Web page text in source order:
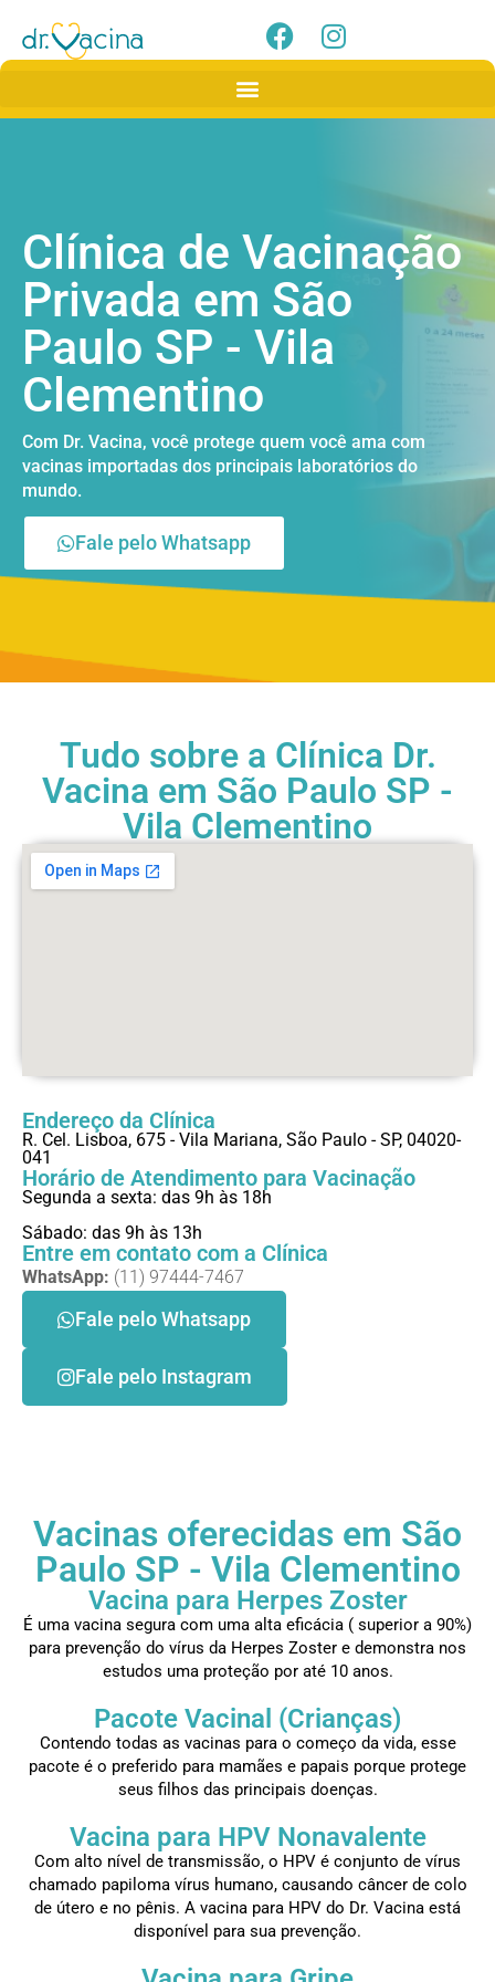
Clínica de Vacinação
Privada em São
Paulo SP - Vila
Clementino
Com Dr. Vacina, você protege quem você ama com
vacinas importadas dos principais laboratórios do
mundo.
Fale pelo Whatsapp
Tudo sobre a Clínica Dr.
Vacina em São Paulo SP -
Vila Clementino
Endereço da Clínica
R. Cel. Lisboa, 675 - Vila Mariana, São Paulo - SP, 04020-
041
Horário de Atendimento para Vacinação
Segunda a sexta: das 9h às 18h
Sábado: das 9h às 13h
Entre em contato com a Clínica
WhatsApp: (11) 97444-7467
Fale pelo Whatsapp
Fale pelo Instagram
Vacinas oferecidas em São
Paulo SP - Vila Clementino
Vacina para Herpes Zoster
É uma vacina segura com uma alta eficácia ( superior a 90%)
para prevenção do vírus da Herpes Zoster e demonstra nos
estudos uma proteção por até 10 anos.
Pacote Vacinal (Crianças)
Contendo todas as vacinas para o começo da vida, esse
pacote é o preferido para mamães e papais porque protege
seus filhos das principais doenças.
Vacina para HPV Nonavalente
Com alto nível de transmissão, o HPV é conjunto de vírus
chamado papiloma vírus humano, causando câncer de colo
de útero e no pênis. A vacina para HPV do Dr. Vacina está
disponível para sua prevenção.